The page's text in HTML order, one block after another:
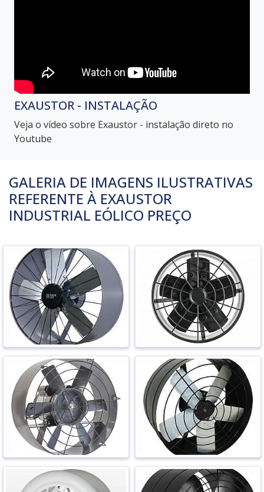
EXAUSTOR - INSTALAÇÃO
Veja o vídeo sobre Exaustor - instalação direto no
Youtube
GALERIA DE IMAGENS ILUSTRATIVAS
REFERENTE À EXAUSTOR
INDUSTRIAL EÓLICO PREÇO